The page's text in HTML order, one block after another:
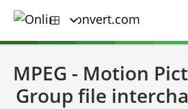
MPEG - Motion
Group file